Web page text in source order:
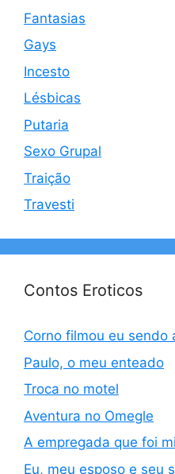
Fantasias
Gays
Incesto
Lésbicas
Putaria
Sexo Grupal
Traição
Travesti
Contos Eroticos
Corno filmou eu sendo
Paulo, o meu enteado
Troca no motel
Aventura no Omegle
A empregada que foi
Eu, meu esposo e seu